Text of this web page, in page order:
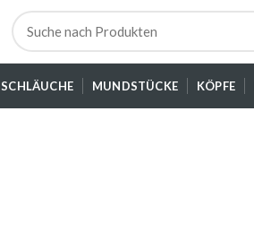
SCHLÄUCHE MUNDSTÜCKE KÖPFE